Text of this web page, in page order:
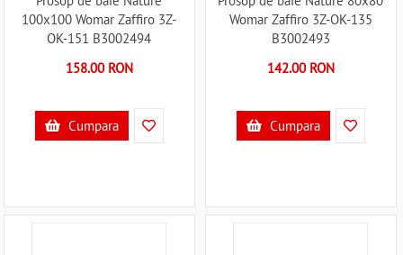
100x100 Womar Zaffiro 3Z-
OK-151 B3002494
158.00 RON
Cumpara
Womar Zaffiro 3Z-OK-135
B3002493
142.00 RON
Cumpara